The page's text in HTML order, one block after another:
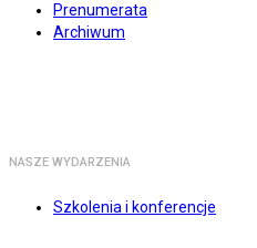
Prenumerata
Archiwum
NASZE WYDARZENIA
Szkolenia i konferencje